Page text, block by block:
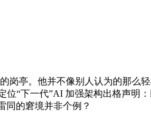
亭。他并不像别人认为的那么
“下一代”AI 加强架构出格声明
同的窘境并非个例？